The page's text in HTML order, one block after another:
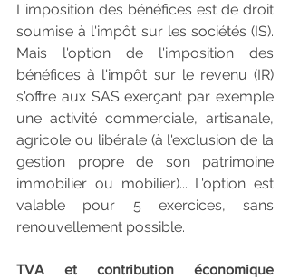
L'imposition des bénéfices est de droit
soumise à l'impôt sur les sociétés (IS).
Mais l'option de l'imposition des
bénéfices à l'impôt sur le revenu (IR)
s'offre aux SAS exerçant par exemple
une activité commerciale, artisanale,
agricole ou libérale (à l'exclusion de la
gestion propre de son patrimoine
immobilier ou mobilier)... L'option est
valable pour 5 exercices, sans
renouvellement possible.
TVA et contribution économique